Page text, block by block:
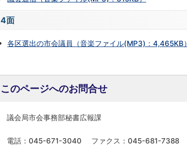
4面
各区選出の市会議員（音楽ファイル(MP3)：4,465KB）
このページへのお問合せ
議会局市会事務部秘書広報課
電話：045-671-3040 ファクス：045-681-7388